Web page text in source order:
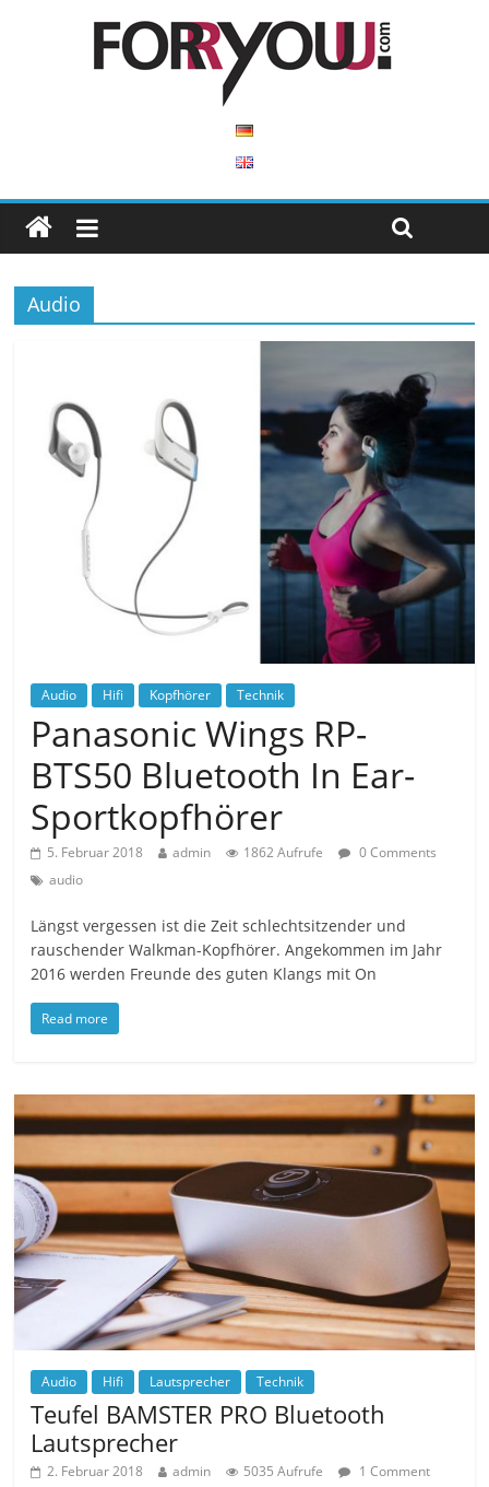
Audio
Audio Hifi Kopfhörer Technik
Panasonic Wings RP-
BTS50 Bluetooth In Ear-
Sportkopfhörer
5. Februar 2018 admin 1862 Aufrufe
0 Comments
audio
Längst vergessen ist die Zeit schlechtsitzender und
rauschender Walkman-Kopfhörer. Angekommen im Jahr
2016 werden Freunde des guten Klangs mit On
Read more
Audio Hifi Lautsprecher Technik
Teufel BAMSTER PRO Bluetooth
Lautsprecher
2. Februar 2018 admin 5035 Aufrufe
1 Comment